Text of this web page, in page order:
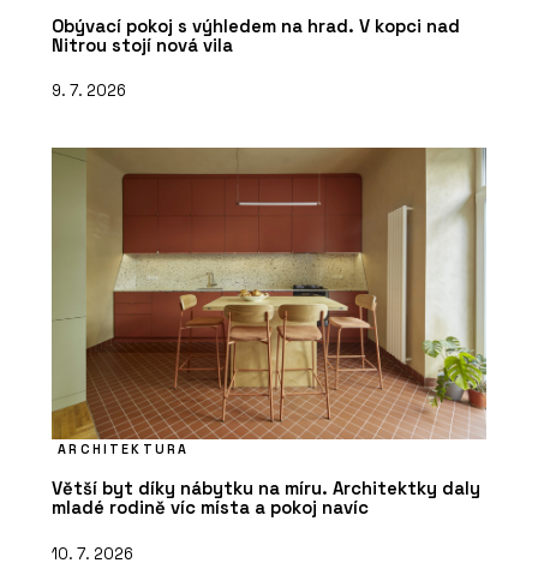
Obývací pokoj s výhledem na hrad. V kopci nad
Nitrou stojí nová vila
9. 7. 2026
ARCHITEKTURA
Větší byt díky nábytku na míru. Architektky daly
mladé rodině víc místa a pokoj navíc
10. 7. 2026